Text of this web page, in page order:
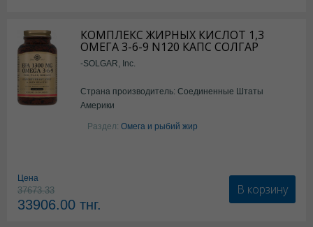
КОМПЛЕКС ЖИРНЫХ КИСЛОТ 1,3
ОМЕГА 3-6-9 N120 КАПС СОЛГАР
-SOLGAR, Inc.
Страна производитель: Соединенные Штаты
Америки
Раздел: Омега и рыбий жир
Цена
37673.33
33906.00 тнг.
В корзину